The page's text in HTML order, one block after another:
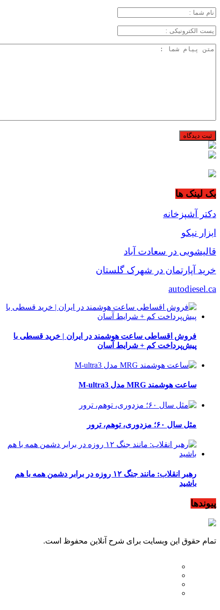
بک لینک ها
دکتر آشپزخانه
ابزار نیکو
قالیشویی در سعادت آباد
خرید آپارتمان در شهرک گلستان
autodiesel.ca
فروش اقساطی ساعت هوشمند در ایران | خرید قسطی با
پیش‌پرداخت کم + شرایط آسان
ساعت هوشمند MRG مدل M-ultra3
مثل سال ۶۰؛ مزدوری، توهم، ترور
رهبر انقلاب: مانند جنگ ۱۲ روزه در برابر دشمن همه با هم
باشید
پیوندها
تمام حقوق این وبسایت برای شرح آنلاین محفوظ است.